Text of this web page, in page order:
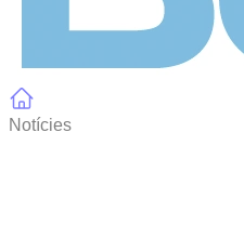
Notícies